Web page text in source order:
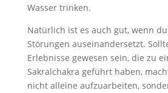
Wasser trinken.
Natürlich ist es auch gut, wenn
Störungen auseinandersetzt.
Erlebnisse gewesen sein, die zu
Sakralchakra geführt haben,
nicht alleine aufzuarbeiten,